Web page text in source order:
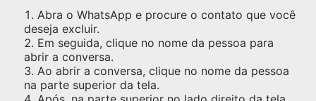
Abra o WhatsApp e procure o contato que você
deseja excluir.
Em seguida, clique no nome da pessoa para
abrir a conversa.
Ao abrir a conversa, clique no nome da pessoa
na parte superior da tela.